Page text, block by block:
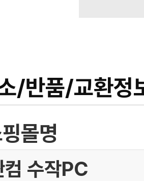
/반품/교환정
몰명
컴 수작PC